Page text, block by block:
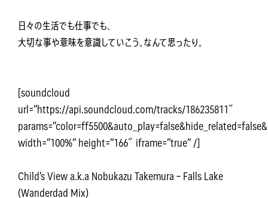
日々の生活でも仕事でも、
大切な事や意味を意識していこう。なんて思ったり。
[soundcloud
url=”https://api.soundcloud.com/tracks/186235811″
width=”100%” height=”166″ iframe=”true” /]
Child’s View a.k.a Nobukazu Takemura – Falls Lake
(Wanderdad Mix)